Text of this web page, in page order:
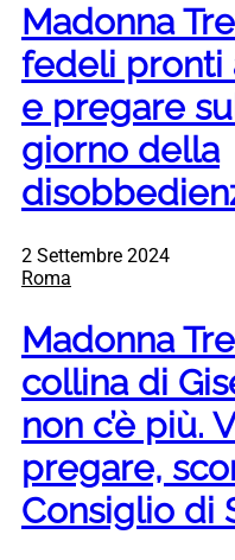
Madonna
fedeli pronti
e pregare
giorno della
2 Settembre 2024
Roma
Madonna
collina di
non c’è più.
pregare,
Consiglio di